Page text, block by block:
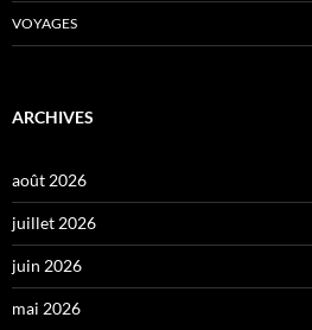
VOYAGES
ARCHIVES
août 2026
juillet 2026
juin 2026
mai 2026